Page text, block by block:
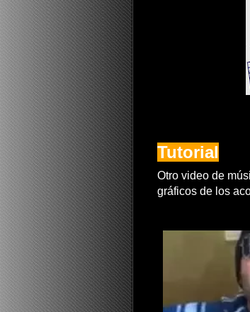
Tutorial
Otro video de
gráficos de los